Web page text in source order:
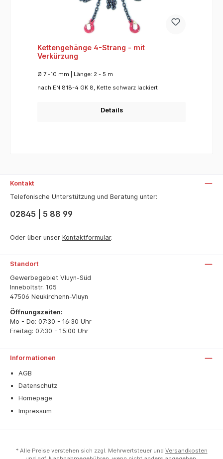
Kettengehänge 4-Strang - mit
Verkürzung
Ø 7 -10 mm | Länge: 2 - 5 m
nach EN 818-4 GK 8, Kette schwarz lackiert
Details
Kontakt
Telefonische Unterstützung und Beratung unter:
02845 | 5 88 99
Oder über unser Kontaktformular.
Standort
Gewerbegebiet Vluyn-Süd
Inneboltstr. 105
47506 Neukirchenn-Vluyn
Öffnungszeiten:
Mo - Do: 07:30 - 16:30 Uhr
Freitag: 07:30 - 15:00 Uhr
Informationen
AGB
Datenschutz
Homepage
Impressum
* Alle Preise verstehen sich zzgl. Mehrwertsteuer und Versandkosten